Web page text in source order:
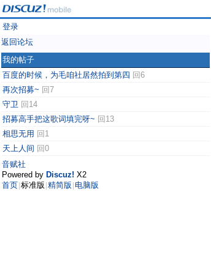
登录
返回论坛
我的帖子
百度的时候，为毛咱社居然拍到第四 回6
再次招募~ 回7
守卫 回14
招募高手把这歌词填完呀~ 回13
相思无用 回1
天上人间 回0
音赋社
Powered by Discuz! X2
首页 标准版 精简版 电脑版